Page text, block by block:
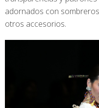
adornados con
otros accesorios.